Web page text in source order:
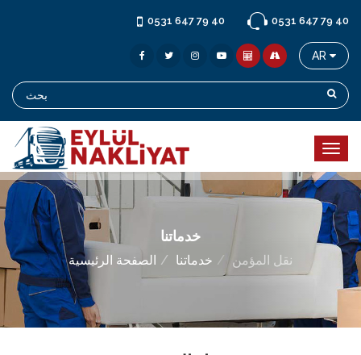
0531 647 79 40 0531 647 79 40
AR
خدماتنا
الصفحة الرئيسية خدماتنا نقل المؤمن